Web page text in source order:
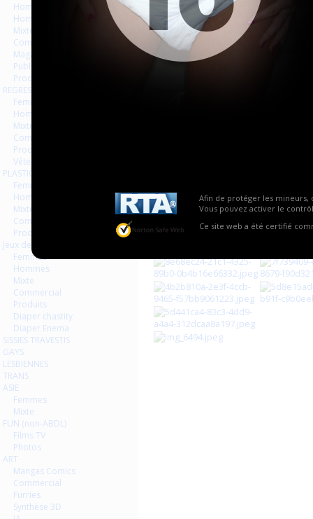
Afin de protéger les mineurs,
Vous pouvez activer le
Ce site web a été certifié
Hommes séries et rafales
Hommes
Mixte
Commercial
Magazines Livres
Publicités
Produits
REGRESSION AGEPLAYER
Femmes
Hommes
Mixte
Commercial
Produits
Vêtements
PLASTIQUE LATEX
Femmes
Hommes
Mixte
Commercial
Produits
Jeux de contraintes
Femmes
Hommes
Mixte
Commercial
Produits
Diaper chastity
Diaper Enema
SISSIES TRAVESTIS
GAYS
LESBIENNES
TRANS
ASIE
Femmes
Mixte
FUN (non-ABDL)
Films TV
Photos
ART
Mangas Comics
Commercial
Furries
Synthèse 3D